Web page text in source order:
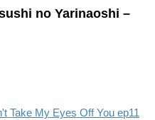
no Yarinaoshi –
Take My Eyes Off You ep11